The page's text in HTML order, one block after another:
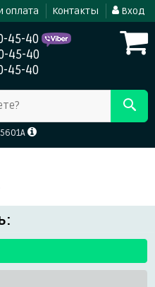
оплата Контакты Вход
45-40
45-40
45-40